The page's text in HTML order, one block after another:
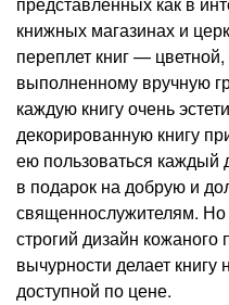
книжных магазинах и
переплет книг —
выполненному вручную
каждую книгу очень
декорированную книгу
ею пользоваться каждый
в подарок на добрую и
священнослужителям.
строгий дизайн
вычурности делает
доступной по цене.